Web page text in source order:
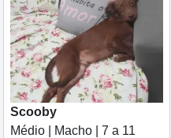
Scooby
Médio | Macho | 7 a 11